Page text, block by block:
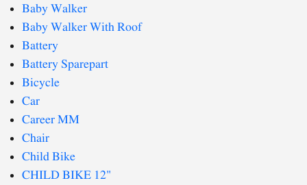
Baby Walker
Baby Walker With Roof
Battery
Battery Sparepart
Bicycle
Car
Career MM
Chair
Child Bike
CHILD BIKE 12"